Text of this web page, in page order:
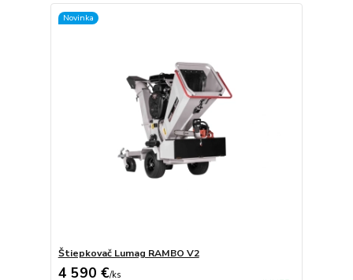
Novinka
Štiepkovač Lumag RAMBO V2
4 590 €/ks